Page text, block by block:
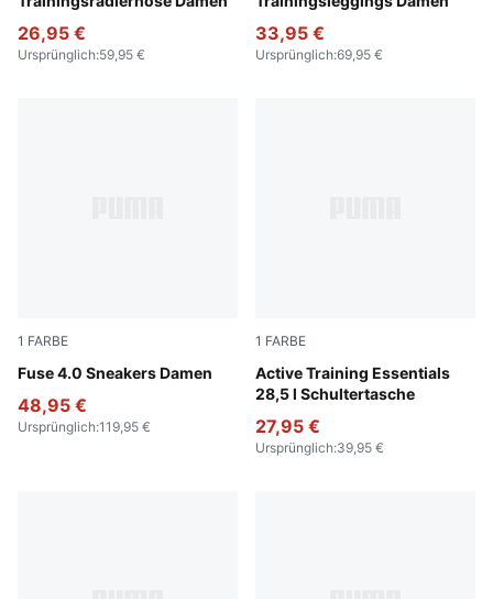
26,95 €
Ursprünglich:59,95 €
33,95 €
Ursprünglich:69,95 €
1 FARBE
Fuse 4.0 Sneakers Damen
PUMA Black-Intense Lavender-PUMA Silver
48,95 €
Ursprünglich:119,95 €
1 FARBE
Active Training Essentials
28,5 l Schultertasche
Dark Loden-Rosy Outlook-
27,95 €
Ursprünglich:39,95 €